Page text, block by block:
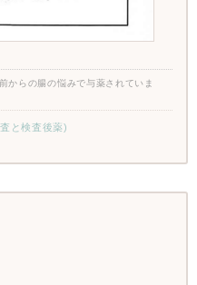
からの腸の悩みで与薬されていま
と検査後薬)